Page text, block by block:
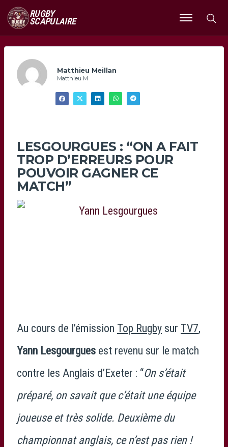
RUGBY
SCAPULAIRE
Ouvrir
le
Matthieu Meillan
Matthieu M
LESGOURGUES : “ON A FAIT
TROP D’ERREURS POUR
POUVOIR GAGNER CE
MATCH”
Au cours de l’émission Top Rugby sur TV7,
Yann Lesgourgues est revenu sur le match
contre les Anglais d’Exeter : “On s’était
préparé, on savait que c’était une équipe
joueuse et très solide. Deuxième du
championnat anglais, ce n’est pas rien !